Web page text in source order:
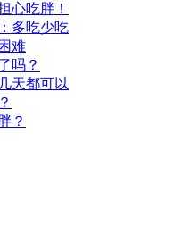
心吃胖！
多吃少吃
难
吗？
天都可以
？